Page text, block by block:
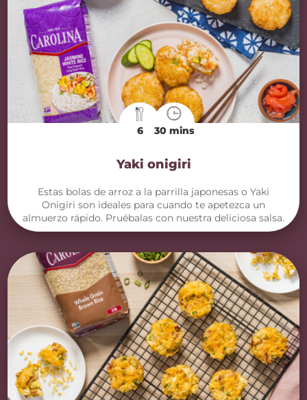
6 30 mins
Yaki onigiri
Estas bolas de arroz a la parrilla japonesas o Yaki
Onigiri son ideales para cuando te apetezca un
almuerzo rápido. Pruébalas con nuestra deliciosa salsa.